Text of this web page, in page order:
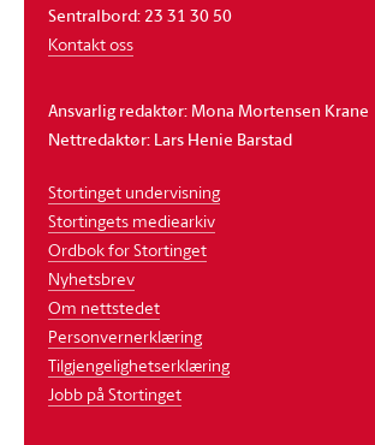
Sentralbord: 23 31 30 50
Kontakt oss
Ansvarlig redaktør: Mona Mortensen Krane
Nettredaktør: Lars Henie Barstad
Stortinget undervisning
Stortingets mediearkiv
Ordbok for Stortinget
Nyhetsbrev
Om nettstedet
Personvernerklæring
Tilgjengelighetserklæring
Jobb på Stortinget